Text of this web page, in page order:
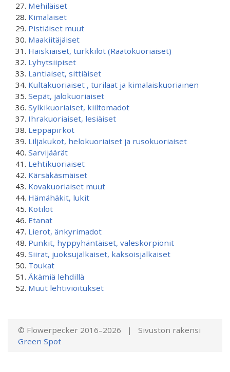
Mehiläiset
Kimalaiset
Pistiäiset muut
Maakiitäjäiset
Haiskiaiset, turkkilot (Raatokuoriaiset)
Lyhytsiipiset
Lantiaiset, sittiäiset
Kultakuoriaiset , turilaat ja kimalaiskuoriainen
Sepät, jalokuoriaiset
Sylkikuoriaiset, kiiltomadot
Ihrakuoriaiset, lesiäiset
Leppäpirkot
Liljakukot, helokuoriaiset ja rusokuoriaiset
Sarvijäärät
Lehtikuoriaiset
Kärsäkäsmäiset
Kovakuoriaiset muut
Hämähäkit, lukit
Kotilot
Etanat
Lierot, änkyrimadot
Punkit, hyppyhäntäiset, valeskorpionit
Siirat, juoksujalkaiset, kaksoisjalkaiset
Toukat
Äkämiä lehdillä
Muut lehtivioitukset
© Flowerpecker 2016–2026 | Sivuston rakensi
Green Spot